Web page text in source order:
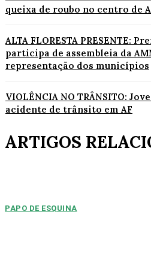
queixa de roubo no centro de
ALTA FLORESTA PRESENTE:
participa de assembleia da
representação dos municípios
VIOLÊNCIA NO TRÂNSITO:
acidente de trânsito em AF
ARTIGOS
PAPO DE ESQUINA